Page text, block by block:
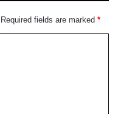
Required fields are marked *